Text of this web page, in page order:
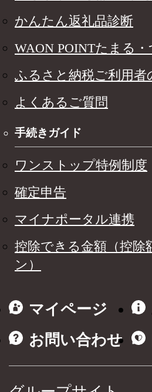
かんたん返礼品診断
WAON POINTたまる
ふるさと納税ご利用者
よくあるご質問
手続きガイド
ワンストップ特例制度
確定申告
マイナポータル連携
控除できる金額（控除
ン）
マイページ
お問い合わせ